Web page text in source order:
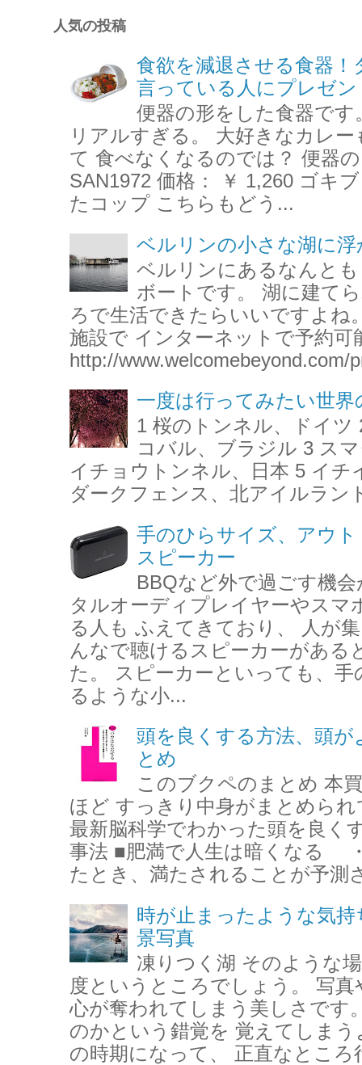
人気の投稿
食欲を減退させる食器
言っている人にプレゼ
便器の形をした食器で
リアルすぎる。 大好きなカレ
て 食べなくなるのでは？ 便器
SAN1972 価格： ￥ 1,260 ゴキ
たコップ こちらもどう...
ベルリンの小さな湖に
ベルリンにあるなんと
ボートです。 湖に建て
ろで生活できたらいいですよね
施設で インターネットで予約可
http://www.welcomebeyond.com/
一度は行ってみたい世
1 桜のトンネル、ドイツ
コバル、ブラジル 3 ス
イチョウトンネル、日本 5 イ
ダークフェンス、北アイルラン
手のひらサイズ、アウ
スピーカー
BBQなど外で過ごす機
タルオーディプレイヤーやスマ
る人も ふえてきており、 人が
んなで聴けるスピーカーがある
た。 スピーカーといっても、
るような小...
頭を良くする方法、頭
とめ
このブクペのまとめ 本
ほど すっきり中身がまとめら
最新脳科学でわかった頭を良く
事法 ■肥満で人生は暗くなる
たとき、満たされることが予測
時が止まったような気
景写真
凍りつく湖 そのような
度というところでしょう。 写
心が奪われてしまう美しさです
のかという錯覚を 覚えてしま
の時期になって、 正直なとこ